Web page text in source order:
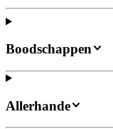
Boodschappen
Allerhande